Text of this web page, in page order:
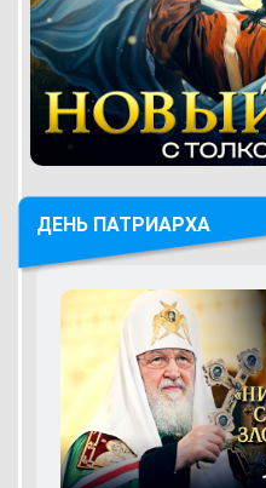
ДЕНЬ ПАТРИАРХА